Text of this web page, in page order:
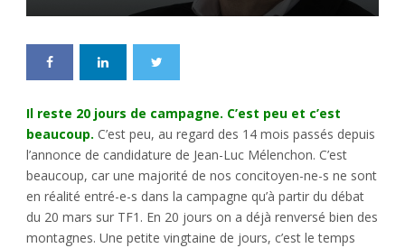
Il reste 20 jours de campagne. C’est peu et c’est
beaucoup. C’est peu, au regard des 14 mois passés depuis
l’annonce de candidature de Jean-Luc Mélenchon. C’est
beaucoup, car une majorité de nos concitoyen-ne-s ne sont
en réalité entré-e-s dans la campagne qu’à partir du débat
du 20 mars sur TF1. En 20 jours on a déjà renversé bien des
montagnes. Une petite vingtaine de jours, c’est le temps